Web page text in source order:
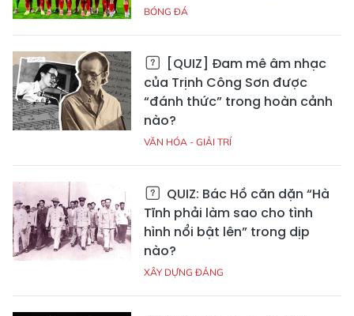
BÓNG ĐÁ
[QUIZ] Đam mê âm nhạc
của Trịnh Công Sơn được
“đánh thức” trong hoàn cảnh
nào?
VĂN HÓA - GIẢI TRÍ
QUIZ: Bác Hồ căn dặn “Hà
Tĩnh phải làm sao cho tình
hình nổi bật lên” trong dịp
nào?
XÂY DỰNG ĐẢNG